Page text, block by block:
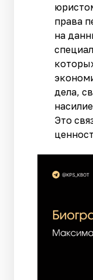
права
на
дела,
Это